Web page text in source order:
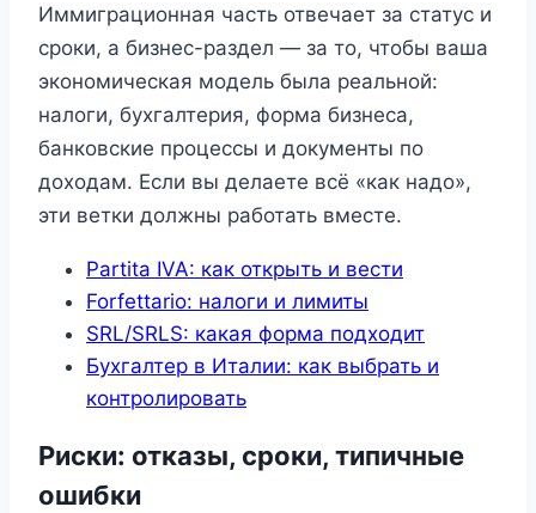
Иммиграционная часть отвечает за статус и
сроки, а бизнес-раздел — за то, чтобы ваша
экономическая модель была реальной:
налоги, бухгалтерия, форма бизнеса,
банковские процессы и документы по
доходам. Если вы делаете всё «как надо»,
эти ветки должны работать вместе.
Partita IVA: как открыть и вести
Forfettario: налоги и лимиты
SRL/SRLS: какая форма подходит
Бухгалтер в Италии: как выбрать и
контролировать
Риски: отказы, сроки, типичные
ошибки